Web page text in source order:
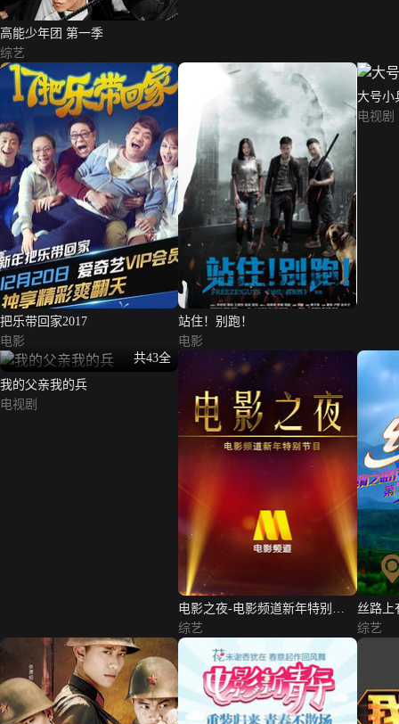
高能少年团 第一季
综艺
把乐带回家2017
电影
站住！别跑！
电影
大号小
电视剧
共43全
我的父亲我的兵
电视剧
电影之夜-电影频道新年特别节
目
综艺
丝路上
综艺